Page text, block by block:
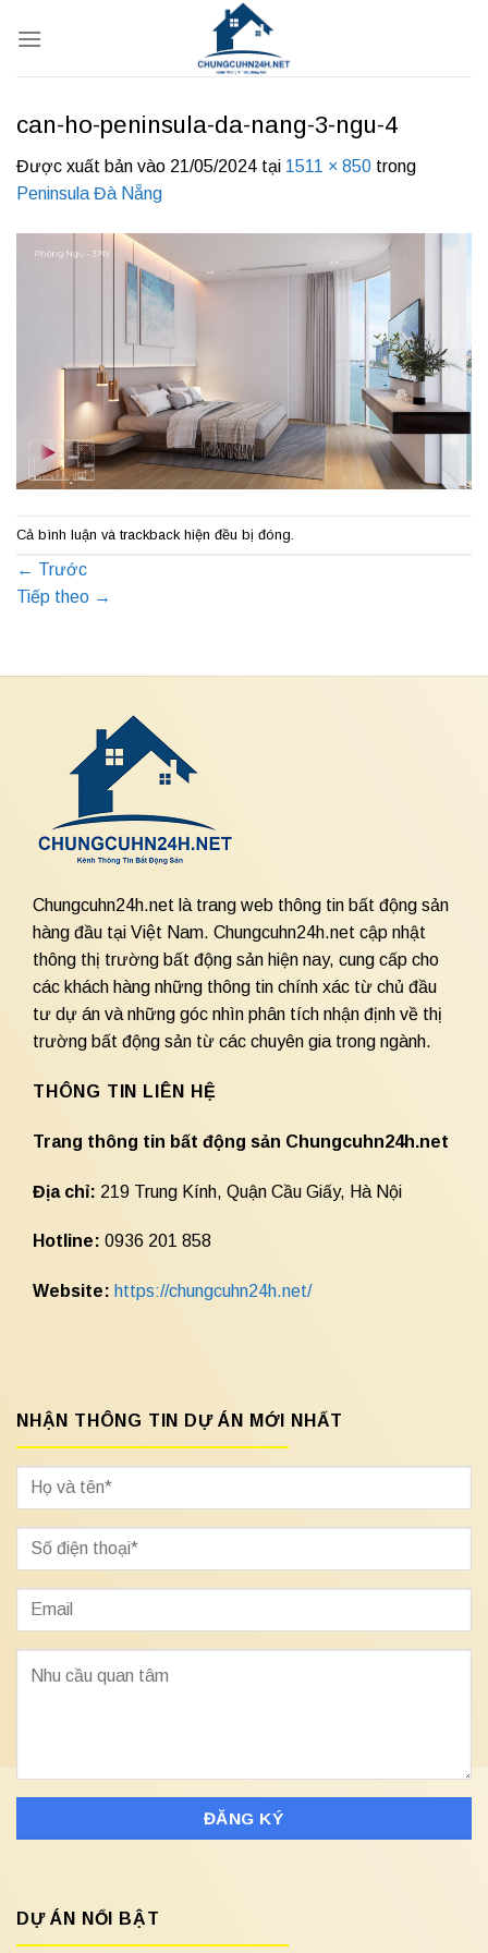
qua
can-ho-peninsula-da-nang-3-ngu-4
Được xuất bản vào 21/05/2024 tại 1511 × 850 trong
Peninsula Đà Nẵng
Cả bình luận và trackback hiện đều bị đóng.
← Trước
Tiếp theo →
Chungcuhn24h.net là trang web thông tin bất động sản
hàng đầu tại Việt Nam. Chungcuhn24h.net cập nhật
thông thị trường bất động sản hiện nay, cung cấp cho
các khách hàng những thông tin chính xác từ chủ đầu
tư dự án và những góc nhìn phân tích nhận định về thị
trường bất động sản từ các chuyên gia trong ngành.
THÔNG TIN LIÊN HỆ
Trang thông tin bất động sản Chungcuhn24h.net
Địa chỉ: 219 Trung Kính, Quận Cầu Giấy, Hà Nội
Hotline: 0936 201 858
Website: https://chungcuhn24h.net/
NHẬN THÔNG TIN DỰ ÁN MỚI NHẤT
DỰ ÁN NỔI BẬT